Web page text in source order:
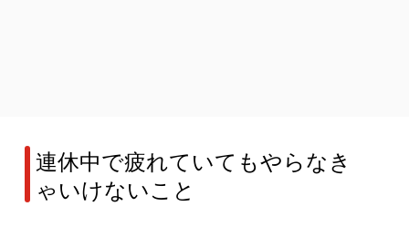
連休中で疲れていてもやらなき
ゃいけないこと